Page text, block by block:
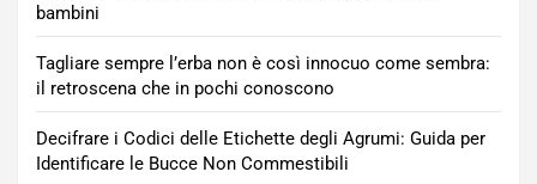
bambini
Tagliare sempre l’erba non è così innocuo come sembra:
il retroscena che in pochi conoscono
Decifrare i Codici delle Etichette degli Agrumi: Guida per
Identificare le Bucce Non Commestibili